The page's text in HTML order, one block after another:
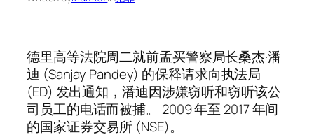
德里高等法院周二就前孟买警察局长桑杰·潘
迪 (Sanjay Pandey) 的保释请求向执法局
(ED) 发出通知，潘迪因涉嫌窃听和窃听该公
司员工的电话而被捕。 2009 年至 2017 年间
的国家证券交易所 (NSE)。